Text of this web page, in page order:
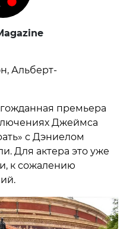
Альберт-
премьера
Джеймса
с Дэниелом
Для актера это уже
к сожалению